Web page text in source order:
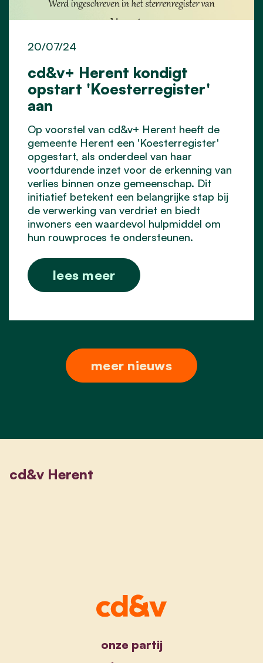
cd&v+ Herent kondigt
opstart 'Koesterregister'
aan
20/07/24
Op voorstel van cd&v+ Herent heeft de
gemeente Herent een 'Koesterregister'
opgestart, als onderdeel van haar
voortdurende inzet voor de erkenning van
verlies binnen onze gemeenschap. Dit
initiatief betekent een belangrijke stap bij
de verwerking van verdriet en biedt
inwoners een waardevol hulpmiddel om
hun rouwproces te ondersteunen.
lees meer
meer nieuws
cd&v Herent
onze partij